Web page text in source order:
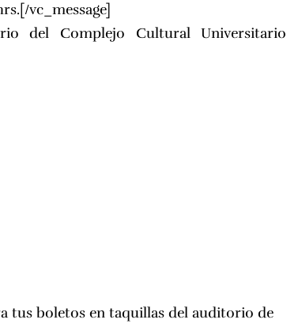
vc_message]
del Complejo Cultural Universitario
tus boletos en taquillas del auditorio de